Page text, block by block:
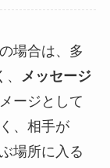
場合は、多
メッセージ
ージとして
、相手が
場所に入る